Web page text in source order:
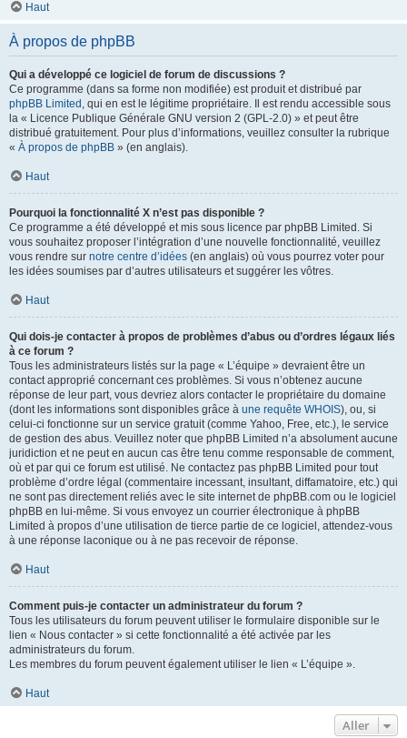
Haut
À propos de phpBB
Qui a développé ce logiciel de forum de discussions ?
Ce programme (dans sa forme non modifiée) est produit et distribué par
phpBB Limited , qui en est le légitime propriétaire. Il est rendu accessible sous
la « Licence Publique Générale GNU version 2 (GPL-2.0) » et peut être
distribué gratuitement. Pour plus d’informations, veuillez consulter la rubrique
« À propos de phpBB » (en anglais).
Haut
Pourquoi la fonctionnalité X n’est pas disponible ?
Ce programme a été développé et mis sous licence par phpBB Limited. Si
vous souhaitez proposer l’intégration d’une nouvelle fonctionnalité, veuillez
vous rendre sur notre centre d’idées (en anglais) où vous pourrez voter pour
les idées soumises par d’autres utilisateurs et suggérer les vôtres.
Haut
Qui dois-je contacter à propos de problèmes d’abus ou d’ordres légaux liés
à ce forum ?
Tous les administrateurs listés sur la page « L’équipe » devraient être un
contact approprié concernant ces problèmes. Si vous n’obtenez aucune
réponse de leur part, vous devriez alors contacter le propriétaire du domaine
(dont les informations sont disponibles grâce à une requête WHOIS), ou, si
celui-ci fonctionne sur un service gratuit (comme Yahoo, Free, etc.), le service
de gestion des abus. Veuillez noter que phpBB Limited n’a absolument aucune
juridiction et ne peut en aucun cas être tenu comme responsable de comment,
où et par qui ce forum est utilisé. Ne contactez pas phpBB Limited pour tout
problème d’ordre légal (commentaire incessant, insultant, diffamatoire, etc.) qui
ne sont pas directement reliés avec le site internet de phpBB.com ou le logiciel
phpBB en lui-même. Si vous envoyez un courrier électronique à phpBB
Limited à propos d’une utilisation de tierce partie de ce logiciel, attendez-vous
à une réponse laconique ou à ne pas recevoir de réponse.
Haut
Comment puis-je contacter un administrateur du forum ?
Tous les utilisateurs du forum peuvent utiliser le formulaire disponible sur le
lien « Nous contacter » si cette fonctionnalité a été activée par les
administrateurs du forum.
Les membres du forum peuvent également utiliser le lien « L’équipe ».
Haut
Aller